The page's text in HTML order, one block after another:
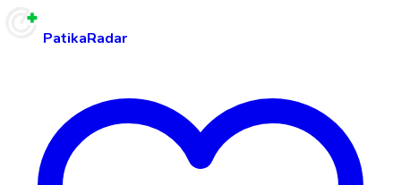
PatikaRadar